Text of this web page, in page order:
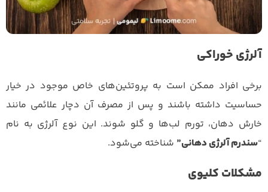
آلرژی خوراکی
برخی افراد ممکن است به پروتئین‌های خاص موجود در خیار
حساسیت داشته باشند و پس از مصرف آن دچار علائمی مانند
خارش دهان، تورم لب‌ها و گلو شوند. این نوع آلرژی به نام
“سندرم آلرژی دهانی” شناخته می‌شود.
مشکلات کلیوی